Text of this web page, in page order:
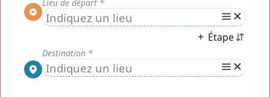
La date de votre mariage est enfin fixée et vous êtes
exactement en train d'entamer les divers préparatifs? Même
à quelques mois du grand jour, vous devez penser dès
maintenant à tous les moindres détails. Quelle voiture va
vous transporter lors du plus beau jours de votre vie? Y avez
vous déjà songé? C'est un élément essentiel à ne pas négliger
pour un mariage chic et impressionnant. Ne laissez pas
échapper ce jours magique sans mettre un souvenir qui